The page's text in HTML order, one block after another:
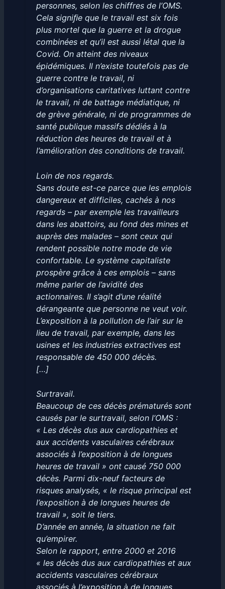
personnes, selon les chiffres de l’OMS.
Cela signiﬁe que le travail est six fois
plus mortel que la guerre et la drogue
combinées et qu’il est aussi létal que la
Covid. On atteint des niveaux
épidémiques. Il n’existe toutefois pas de
guerre contre le travail, ni
d’organisations caritatives luttant contre
le travail, ni de battage médiatique, ni
de grève générale, ni de programmes de
santé publique massifs dédiés à la
réduction des heures de travail et à
l’amélioration des conditions de travail.
Loin de nos regards.
Sans doute est-ce parce que les emplois
dangereux et difficiles, cachés à nos
regards – par exemple les travailleurs
dans les abattoirs, au fond des mines et
auprès des malades – sont ceux qui
rendent possible notre mode de vie
confortable. Le système capitaliste
prospère grâce à ces emplois – sans
même parler de l’avidité des
actionnaires. Il s’agit d’une réalité
dérangeante que personne ne veut voir.
L’exposition à la pollution de l’air sur le
lieu de travail, par exemple, dans les
usines et les industries extractives est
responsable de 450 000 décès.
[…]
Surtravail.
Beaucoup de ces décès prématurés sont
causés par le surtravail, selon l’OMS :
« Les décès dus aux cardiopathies et
aux accidents vasculaires cérébraux
associés à l’exposition à de longues
heures de travail » ont causé 750 000
décès. Parmi dix-neuf facteurs de
risques analysés, « le risque principal est
l’exposition à de longues heures de
travail », soit le tiers.
D’année en année, la situation ne fait
qu’empirer.
Selon le rapport, entre 2000 et 2016
« les décès dus aux cardiopathies et aux
accidents vasculaires cérébraux